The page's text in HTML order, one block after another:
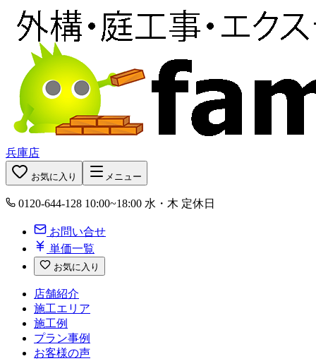
兵庫店
お気に入り メニュー
0120-644-128 10:00~18:00 水・木 定休日
お問い合せ
単価一覧
お気に入り
店舗紹介
施工エリア
施工例
プラン事例
お客様の声